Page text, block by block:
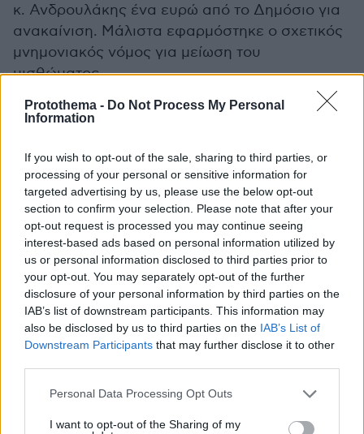
Protothema - Do Not Process My Personal
Information
If you wish to opt-out of the sale, sharing to third parties, or
processing of your personal or sensitive information for
targeted advertising by us, please use the below opt-out
section to confirm your selection. Please note that after your
opt-out request is processed you may continue seeing
interest-based ads based on personal information utilized by
us or personal information disclosed to third parties prior to
your opt-out. You may separately opt-out of the further
disclosure of your personal information by third parties on the
IAB’s list of downstream participants. This information may
also be disclosed by us to third parties on the IAB’s List of
Downstream Participants that may further disclose it to other
Please note that this website/app uses one or more Google
not limited to your visit or usage behaviour. You may click to
Personal Data Processing Opt Outs
I want to opt-out of the Sharing of my
κ. Ανδρουλάκης ένα ευρώ από το Δημόσιο για
ανακαίνιση. Μάλιστα εφαρμόστηκε ο σχετικός
μνημονιακός νόμος για μείωση του
μισθώματος.
Το 2022 έγινε σύμβαση ανανέωσης και το 2024
Νέας Δημοκρατίας και τα δύο!
Όλα λοιπόν, κύριε Γεωργιάδη, απόλυτα νόμιμα
και διαφανή!
Μια κυβέρνηση που είναι συνώνυμη με τη
διαφθορά όπως βοά η ελληνική κοινωνία, που
υπηρετεί τα καρτέλ και τα ολιγοπώλια, που
στελέχη της ελέγχονται από την ελληνική και
την ευρωπαϊκή δικαιοσύνη για παράνομες
ενέργειες σε βάρος του δημοσίου
συμφέροντος, που έκανε κανονικότητα τους